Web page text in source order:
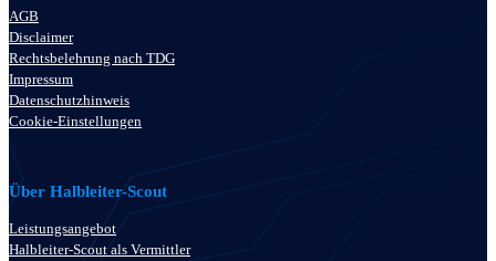
AGB
Disclaimer
Rechtsbelehrung nach TDG
Impressum
Datenschutzhinweis
Cookie-Einstellungen
Über Halbleiter-Scout
Leistungsangebot
Halbleiter-Scout als Vermittler